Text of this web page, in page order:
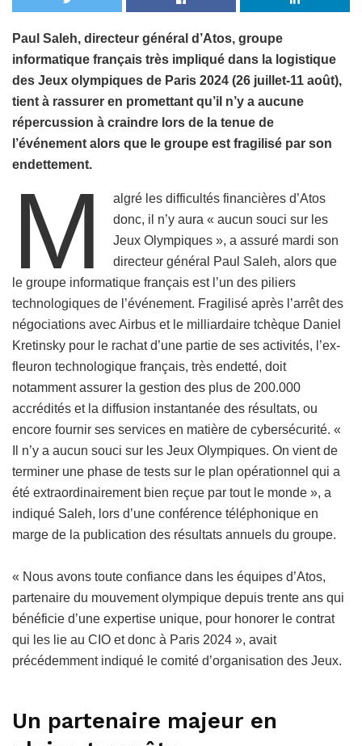
Paul Saleh, directeur général d’Atos, groupe
informatique français très impliqué dans la logistique
des Jeux olympiques de Paris 2024 (26 juillet-11 août),
tient à rassurer en promettant qu’il n’y a aucune
répercussion à craindre lors de la tenue de
l’événement alors que le groupe est fragilisé par son
endettement.
M
algré les difficultés financières d’Atos
donc, il n’y aura « aucun souci sur les
Jeux Olympiques », a assuré mardi son
directeur général Paul Saleh, alors que
le groupe informatique français est l’un des piliers
technologiques de l’événement. Fragilisé après l’arrêt des
négociations avec Airbus et le milliardaire tchèque Daniel
Kretinsky pour le rachat d’une partie de ses activités, l’ex-
fleuron technologique français, très endetté, doit
notamment assurer la gestion des plus de 200.000
accrédités et la diffusion instantanée des résultats, ou
encore fournir ses services en matière de cybersécurité. «
Il n’y a aucun souci sur les Jeux Olympiques. On vient de
terminer une phase de tests sur le plan opérationnel qui a
été extraordinairement bien reçue par tout le monde », a
indiqué Saleh, lors d’une conférence téléphonique en
marge de la publication des résultats annuels du groupe.
« Nous avons toute confiance dans les équipes d’Atos,
partenaire du mouvement olympique depuis trente ans qui
bénéficie d’une expertise unique, pour honorer le contrat
qui les lie au CIO et donc à Paris 2024 », avait
précédemment indiqué le comité d’organisation des Jeux.
Un partenaire majeur en